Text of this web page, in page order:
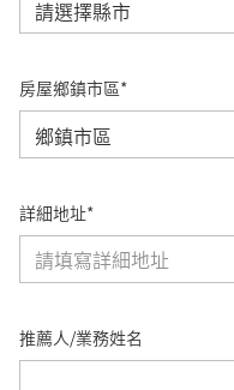
房屋鄉鎮市區*
詳細地址*
推薦人/業務姓名